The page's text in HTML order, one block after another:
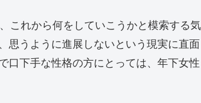
これから何をしていこうかと模索する気
思うように進展しないという現実に直面
口下手な性格の方にとっては、年下女性